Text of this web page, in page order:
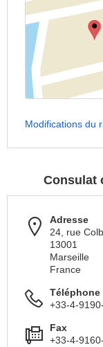
Modifications du
Consulat
Adresse
24, rue
13001
Marseille
France
Téléphone
+33-4-
Fax
+33-4-